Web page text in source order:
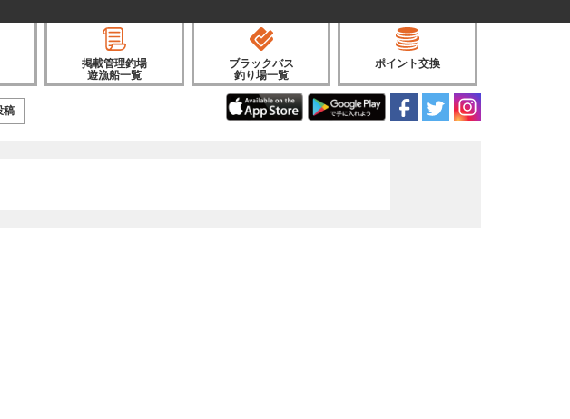
掲載管理釣場
遊漁船一覧
ブラックバス
釣り場一覧
ポイント交換
稿